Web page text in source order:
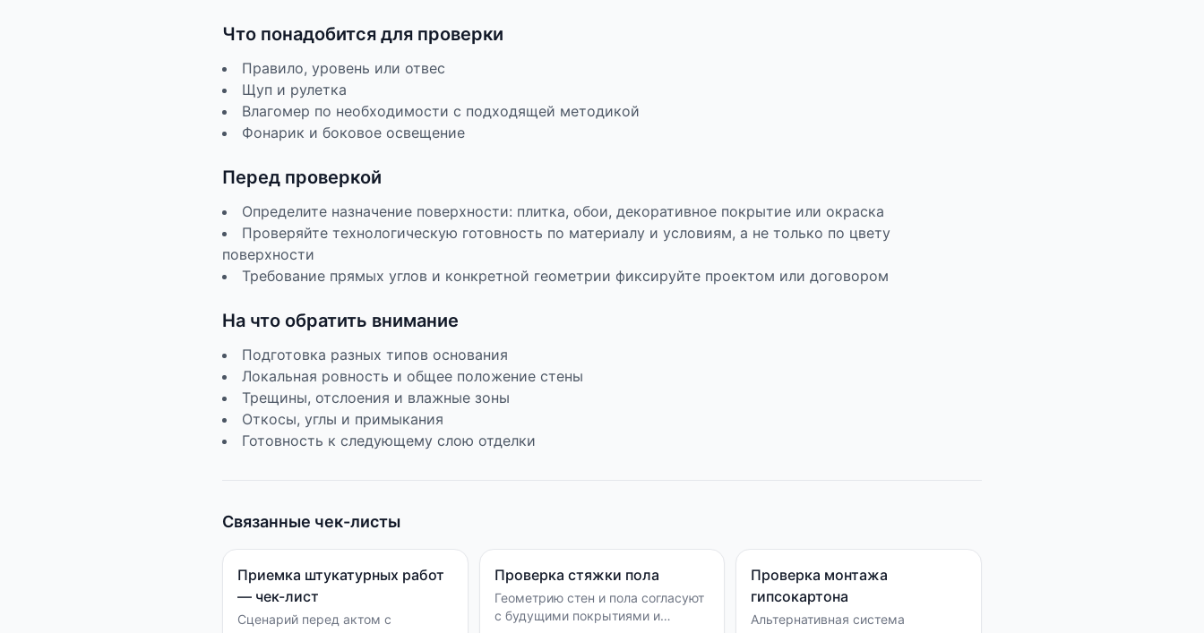
Что понадобится для проверки
Правило, уровень или отвес
Щуп и рулетка
Влагомер по необходимости с подходящей методикой
Фонарик и боковое освещение
Перед проверкой
Определите назначение поверхности: плитка, обои, декоративное покрытие или окраска
Проверяйте технологическую готовность по материалу и условиям, а не только по цвету
поверхности
Требование прямых углов и конкретной геометрии фиксируйте проектом или договором
На что обратить внимание
Подготовка разных типов основания
Локальная ровность и общее положение стены
Трещины, отслоения и влажные зоны
Откосы, углы и примыкания
Готовность к следующему слою отделки
Связанные чек-листы
Приемка штукатурных работ
— чек-лист
Сценарий перед актом с
Проверка стяжки пола
Геометрию стен и пола согласуют
с будущими покрытиями и
Проверка монтажа
гипсокартона
Альтернативная система